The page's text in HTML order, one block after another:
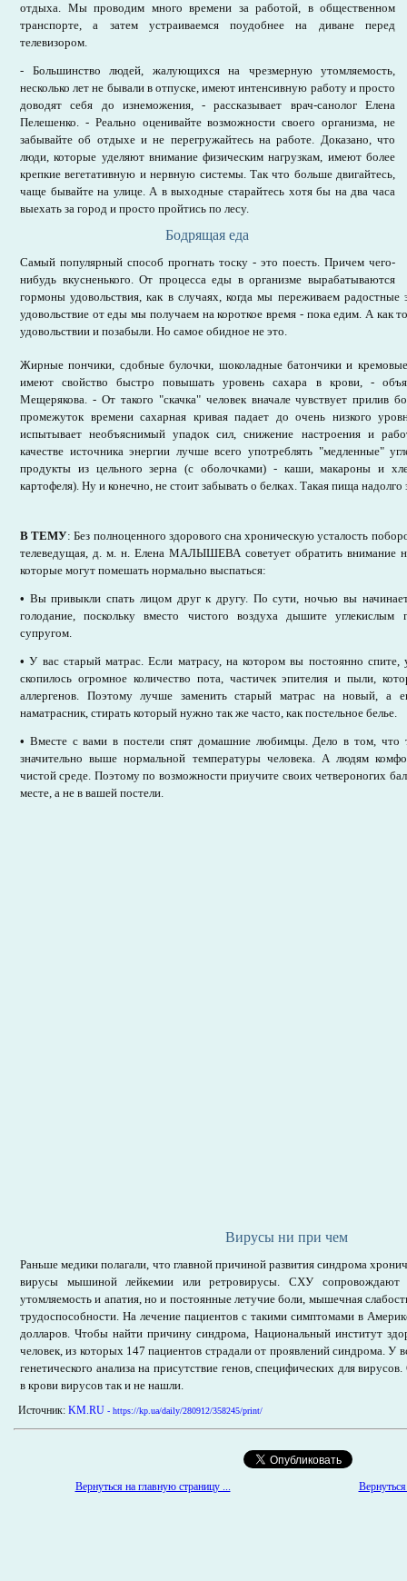
отдыха. Мы проводим много времени за работой, в общественном
транспорте, а затем устраиваемся поудобнее на диване перед
телевизором.
- Большинство людей, жалующихся на чрезмерную утомляемость,
несколько лет не бывали в отпуске, имеют интенсивную работу и просто
доводят себя до изнеможения, - рассказывает врач-санолог Елена
Пелешенко. - Реально оценивайте возможности своего организма, не
забывайте об отдыхе и не перегружайтесь на работе. Доказано, что
люди, которые уделяют внимание физическим нагрузкам, имеют более
крепкие вегетативную и нервную системы. Так что больше двигайтесь,
чаще бывайте на улице. А в выходные старайтесь хотя бы на два часа
выехать за город и просто пройтись по лесу.
Бодрящая еда
Самый популярный способ прогнать тоску - это поесть. Причем чего-
нибудь вкусненького. От процесса еды в организме вырабатываются
гормоны удовольствия, как в случаях, когда мы переживаем
удовольствие от еды мы получаем на короткое время - пока едим. А как
удовольствии и позабыли. Но самое обидное не это.
Жирные пончики, сдобные булочки, шоколадные батончики и
имеют свойство быстро повышать уровень сахара в крови, -
Мещерякова. - От такого "скачка" человек вначале чувствует прилив
промежуток времени сахарная кривая падает до очень низкого
испытывает необъяснимый упадок сил, снижение настроения и
качестве источника энергии лучше всего употреблять "медленные"
продукты из цельного зерна (с оболочками) - каши, макароны и
картофеля). Ну и конечно, не стоит забывать о белках. Такая пища надолго
В ТЕМУ: Без полноценного здорового сна хроническую усталость
телеведущая, д. м. н. Елена МАЛЫШЕВА советует обратить внимание
которые могут помешать нормально выспаться:
• Вы привыкли спать лицом друг к другу. По сути, ночью вы
голодание, поскольку вместо чистого воздуха дышите
супругом.
• У вас старый матрас. Если матрасу, на котором вы постоянно
скопилось огромное количество пота, частичек эпителия и пыли,
аллергенов. Поэтому лучше заменить старый матрас на новый, а
наматрасник, стирать который нужно так же часто, как постельное белье.
• Вместе с вами в постели спят домашние любимцы. Дело в том, что
значительно выше нормальной температуры человека. А людям
чистой среде. Поэтому по возможности приучите своих четвероногих
месте, а не в вашей постели.
Вирусы ни при чем
Раньше медики полагали, что главной причиной развития синдрома
вирусы мышиной лейкемии или ретровирусы. СХУ
утомляемость и апатия, но и постоянные летучие боли, мышечная
трудоспособности. На лечение пациентов с такими симптомами в
долларов. Чтобы найти причину синдрома, Национальный институт
человек, из которых 147 пациентов страдали от проявлений синдрома. У
генетического анализа на присутствие генов, специфических для
в крови вирусов так и не нашли.
Источник: KM.RU - https://kp.ua/daily/280912/358245/print/